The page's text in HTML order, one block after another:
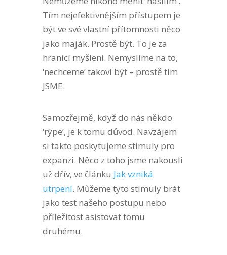
Tím nejefektivnějším přístupem je
být ve své vlastní přítomnosti něco
jako maják. Prostě být. To je za
hranicí myšlení. Nemyslíme na to,
‘nechceme’ takoví být – prostě tím
JSME.
Samozřejmě, když do nás někdo
‘rýpe’, je k tomu důvod. Navzájem
si takto poskytujeme stimuly pro
expanzi. Něco z toho jsme nakousli
už dřív, ve článku Jak vzniká
utrpení. Můžeme tyto stimuly brát
jako test našeho postupu nebo
příležitost asistovat tomu
druhému.